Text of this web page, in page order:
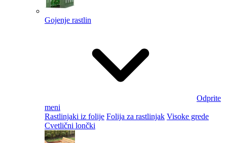
Gojenje rastlin
Odprite
meni
Rastlinjaki iz folije Folija za rastlinjak Visoke grede
Cvetlični lončki